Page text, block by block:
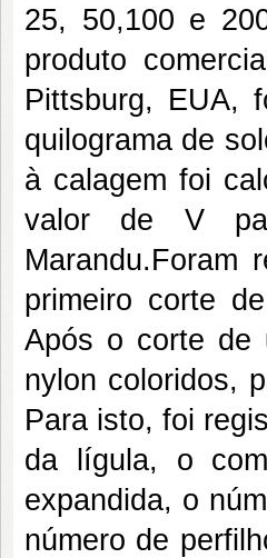
25, 50,100 e
produto
Pittsburg, EUA,
quilograma de
à calagem foi
valor de V
Marandu.Foram
primeiro corte
Após o corte de
nylon coloridos,
Para isto, foi
da lígula, o
expandida, o
número de